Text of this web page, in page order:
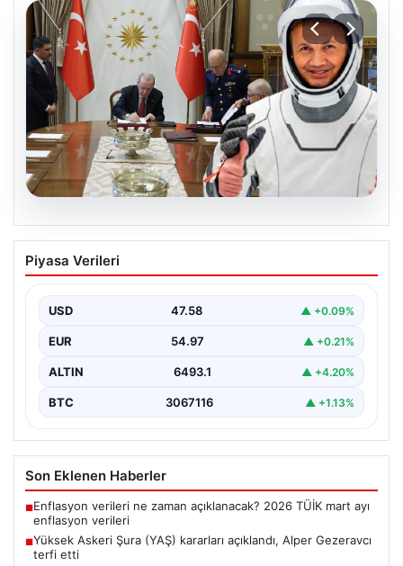
05.08.2026
Yüksek Askeri Şura (YAŞ) kararları
açıklandı, Alper Gezeravcı terfi etti
Piyasa Verileri
USD 47.58 ▲ +0.09%
EUR 54.97 ▲ +0.21%
ALTIN 6493.1 ▲ +4.20%
BTC 3067116 ▲ +1.13%
Son Eklenen Haberler
■Enflasyon verileri ne zaman açıklanacak? 2026 TÜİK mart ayı
enflasyon verileri
■Yüksek Askeri Şura (YAŞ) kararları açıklandı, Alper Gezeravcı
terfi etti